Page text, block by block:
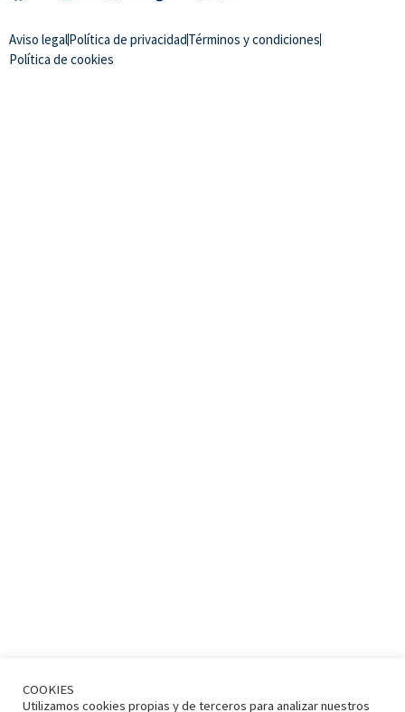
Aviso legalPolítica de privacidadTérminos y condiciones
Política de cookies
COOKIES
Utilizamos cookies propias y de terceros para analizar nuestros